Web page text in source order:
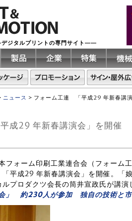
ジタルプリントの専門サイト――
ニュース > フォーム工連 「平成29 年新春講
成29 年新春講演会」を開催
フォーム印刷工業連合会（フォーム
平成29 年新春講演会」を開催。「
プロダクツ会長の筒井宣政氏が講演
会」 約230人が参加 独自の技術と